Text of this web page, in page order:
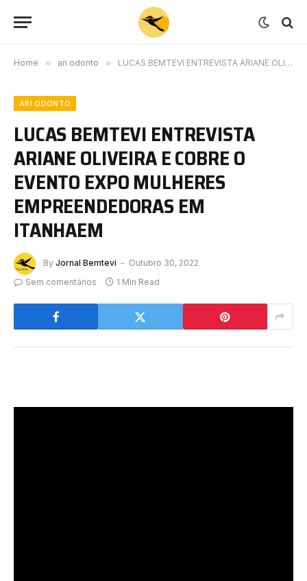
Home » ari odonto » LUCAS BEMTEVI ENTREVISTA ARIANE OLIVEIRA E COBRE O EVENTO EXPO MULHERES EMPREENDEDORAS EM ITANHAEM
ARI ODONTO
LUCAS BEMTEVI ENTREVISTA
ARIANE OLIVEIRA E COBRE O
EVENTO EXPO MULHERES
EMPREENDEDORAS EM
ITANHAEM
By Jornal Bemtevi
Outubro 30, 2022
Sem comentários
1 Min Read